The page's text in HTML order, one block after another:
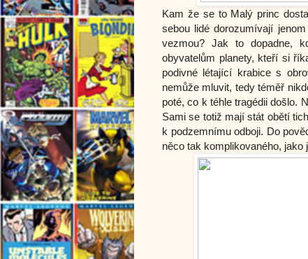
Kam že se to Malý princ
sebou lidé dorozumívají
vezmou? Jak to dopadne,
obyvatelům planety, kteří si
podivné létající krabice s
nemůže mluvit, tedy téměř
poté, co k téhle tragédii došlo.
Sami se totiž mají stát obětí
k podzemnímu odboji. Do
něco tak komplikovaného, jako